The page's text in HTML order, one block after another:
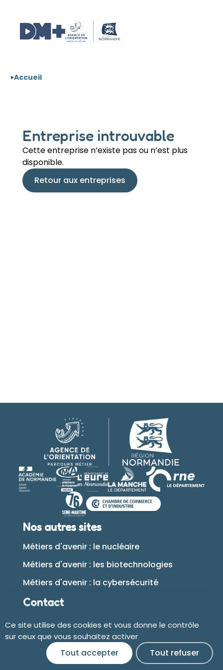
Accueil
Entreprise introuvable
Cette entreprise n’existe pas ou n’est plus
disponible.
Retour aux entreprises
Nos autres sites
Métiers d'avenir : le nucléaire
Métiers d'avenir : les biotechnologies
Métiers d'avenir : la cybersécurité
Contact
Plan du site
Accessibilité
Ce site utilise des cookies et vous donne le contrôle
sur ceux que vous souhaitez activer
Tout accepter
Tout refuser